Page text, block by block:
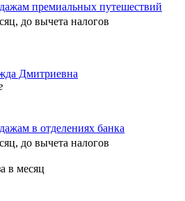
премиальных путешествий
до вычета налогов
Дмитриевна
в отделениях банка
до вычета налогов
в месяц